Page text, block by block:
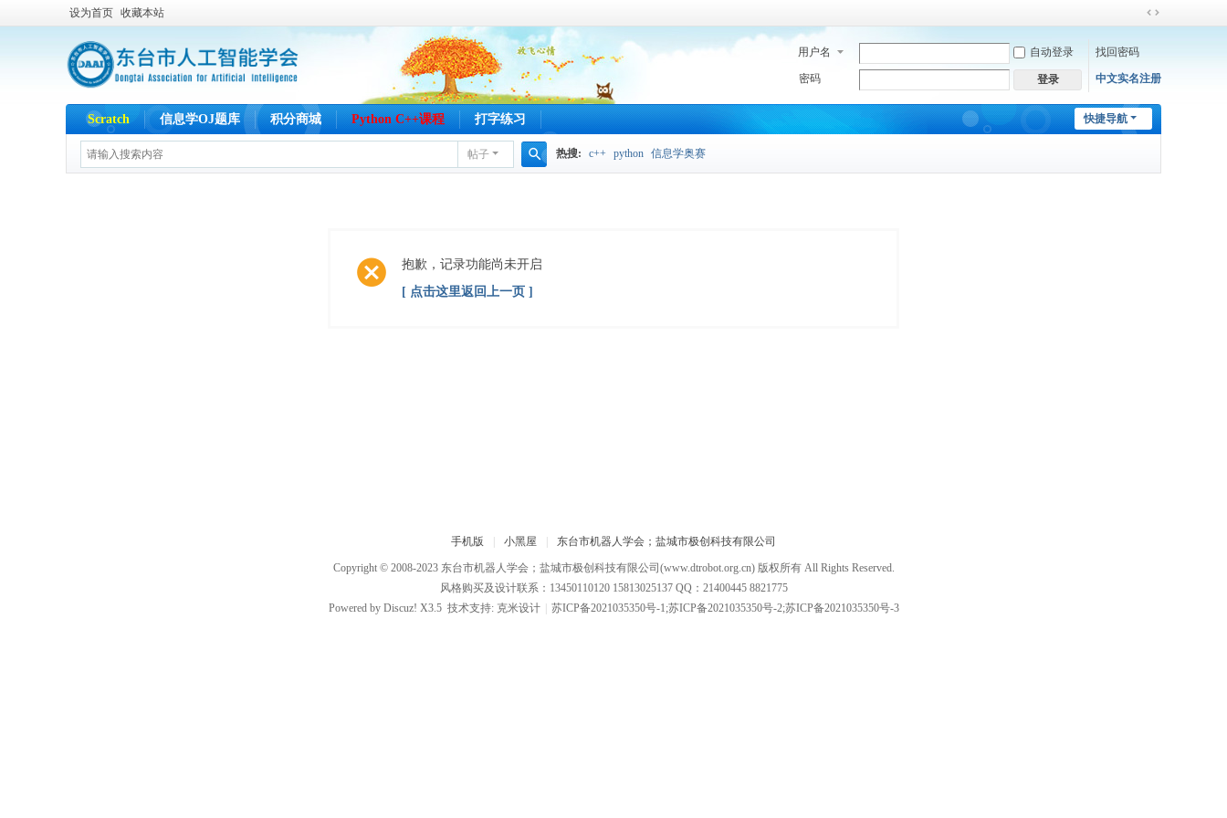
设为首页 收藏本站
切
宽
用户名 自动登录 找回密码
密码 登录 中文实名注册
快捷导航
Scratch 信息学OJ题库 积分商城 Python C++课程 打字练习
帖子 热搜: c++ python 信息学奥赛
抱歉，记录功能尚未开启
[ 点击这里返回上一页 ]
手机版 小黑屋 东台市机器人学会；盐城市极创科技有限公司
Copyright © 2008-2023 东台市机器人学会；盐城市极创科技有限公司 (www.dtrobot.org.cn) 版权所有 All Rights Reserved.
风格购买及设计联系：13450110120 15813025137 QQ：21400445 8821775
Powered by Discuz! X3.5 技术支持: 克米设计 苏ICP备2021035350号-1;苏ICP备2021035350号-2;苏ICP备2021035350号-3